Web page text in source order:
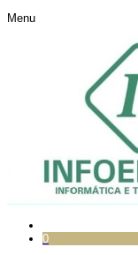
Menu
0